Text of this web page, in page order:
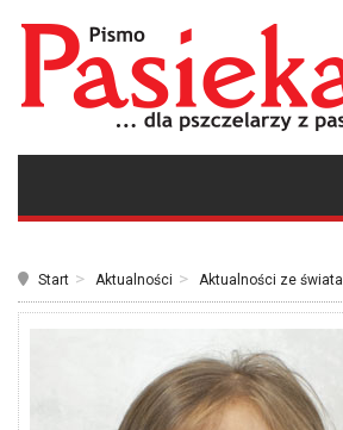
Start Aktualności Aktualności ze świata